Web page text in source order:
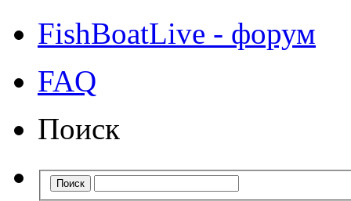
FishBoatLive - форум
FAQ
Поиск